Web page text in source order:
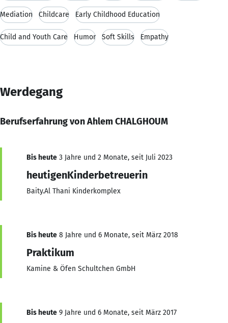
Mediation Childcare Early Childhood Education
Child and Youth Care Humor Soft Skills Empathy
Werdegang
Berufserfahrung von Ahlem CHALGHOUM
Bis heute 3 Jahre und 2 Monate, seit Juli 2023
heutigenKinderbetreuerin
Baity.Al Thani Kinderkomplex
Bis heute 8 Jahre und 6 Monate, seit März 2018
Praktikum
Kamine & Öfen Schultchen GmbH
Bis heute 9 Jahre und 6 Monate, seit März 2017